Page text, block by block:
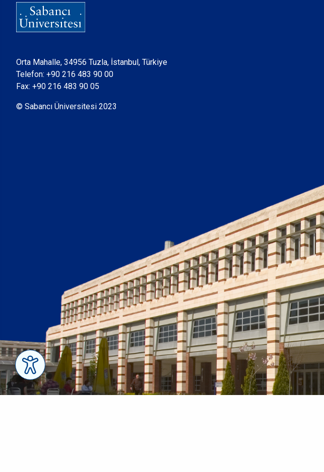
Orta Mahalle, 34956 Tuzla, İstanbul, Türkiye
Telefon: +90 216 483 90 00
Fax: +90 216 483 90 05
© Sabancı Üniversitesi 2023